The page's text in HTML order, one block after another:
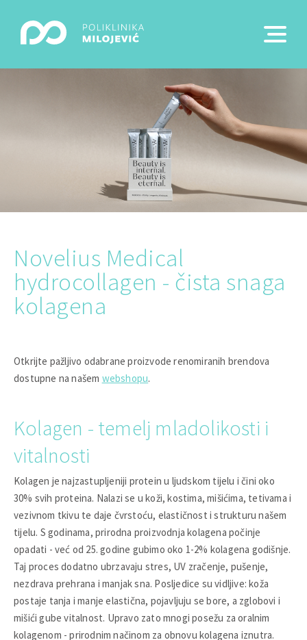
Novelius Medical
hydrocollagen - čista snaga
kolagena
Otkrijte pažljivo odabrane proizvode renomiranih brendova
dostupne na našem webshopu.
Kolagen - temelj mladolikosti i
vitalnosti
Kolagen je najzastupljeniji protein u ljudskom tijelu i čini oko
30% svih proteina. Nalazi se u koži, kostima, mišićima, tetivama i
vezivnom tkivu te daje čvrstoću, elastičnost i strukturu našem
tijelu. S godinama, prirodna proizvodnja kolagena počinje
opadati - već od 25. godine gubimo oko 1-2% kolagena godišnje.
Taj proces dodatno ubrzavaju stres, UV zračenje, pušenje,
nezdrava prehrana i manjak sna. Posljedice su vidljive: koža
postaje tanja i manje elastična, pojavljuju se bore, a zglobovi i
mišići gube vitalnost. Upravo zato mnogi posežu za oralnim
kolagenom - prirodnim načinom za obnovu kolagena iznutra.